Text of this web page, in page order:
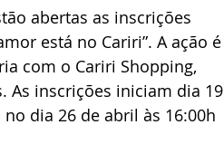
abertas as inscrições
está no Cariri”. A ação é
com o Cariri Shopping,
As inscrições iniciam dia 19
dia 26 de abril às 16:00h